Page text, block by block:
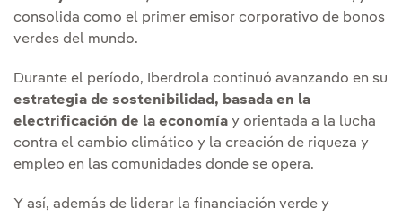
consolida como el primer emisor corporativo de bonos
verdes del mundo.
Durante el período, Iberdrola continuó avanzando en su
estrategia de sostenibilidad, basada en la
electrificación de la economía y orientada a la lucha
contra el cambio climático y la creación de riqueza y
empleo en las comunidades donde se opera.
Y así, además de liderar la financiación verde y